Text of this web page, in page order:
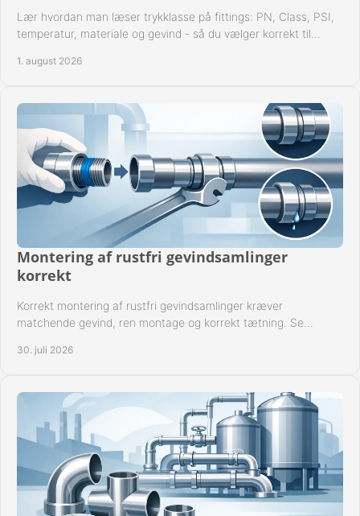
Lær hvordan man læser trykklasse på fittings: PN, Class, PSI,
temperatur, materiale og gevind - så du vælger korrekt til
1. august 2026
Montering af rustfri gevindsamlinger
korrekt
Korrekt montering af rustfri gevindsamlinger kræver
matchende gevind, ren montage og korrekt tætning. Se
30. juli 2026